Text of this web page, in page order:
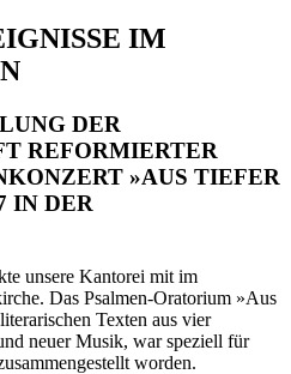
IM
DER
REFORMIERTER
»AUS TIEFER
IN DER
unsere Kantorei mit im
Das Psalmen-Oratorium »Aus
Texten aus vier
neuer Musik, war speziell für
worden.